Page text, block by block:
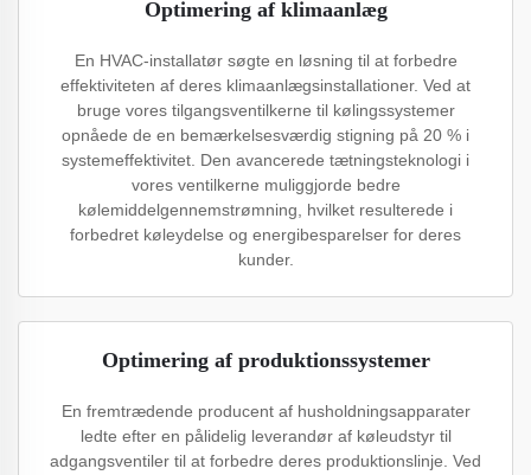
Optimering af klimaanlæg
En HVAC-installatør søgte en løsning til at forbedre
effektiviteten af deres klimaanlægsinstallationer. Ved at
bruge vores tilgangsventilkerne til kølingssystemer
opnåede de en bemærkelsesværdig stigning på 20 % i
systemeffektivitet. Den avancerede tætningsteknologi i
vores ventilkerne muliggjorde bedre
kølemiddelgennemstrømning, hvilket resulterede i
forbedret køleydelse og energibesparelser for deres
kunder.
Optimering af produktionssystemer
En fremtrædende producent af husholdningsapparater
ledte efter en pålidelig leverandør af køleudstyr til
adgangsventiler til at forbedre deres produktionslinje. Ved